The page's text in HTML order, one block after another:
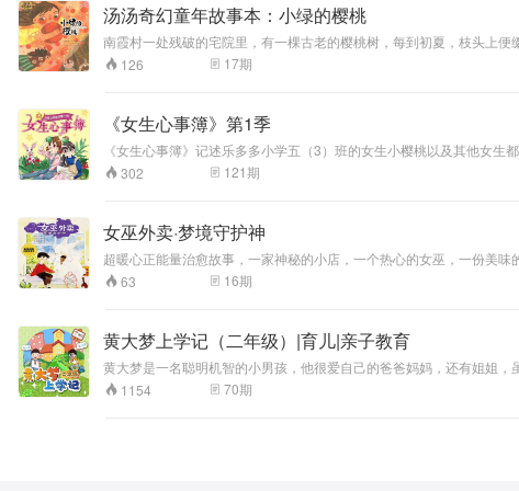
汤汤奇幻童年故事本：小绿的樱桃
南霞村一处残破的宅院里，有一棵古老的樱桃树，每到初夏，枝头上
院的主人有个可爱的女儿，名叫小绿，可惜不满五岁便夭折了。小绿
126 17期
《女生心事簿》第1季
《女生心事簿》记述乐多多小学五（3）班的女生小樱桃以及其他女
此同时，让每个女孩都更自信 坚强 智慧 勇敢 快乐！
302 121期
女巫外卖·梦境守护神
超暖心正能量治愈故事，一家神秘的小店，一个热心的女巫，一份美味
63
16期
黄大梦上学记（二年级）|育儿|亲子教育
黄大梦是一名聪明机智的小男孩，他很爱自己的爸爸妈妈，还有姐姐
样，都有很多莫名其妙的想法，而这些想法又被同桌徐萌萌所鄙视
1154 70期